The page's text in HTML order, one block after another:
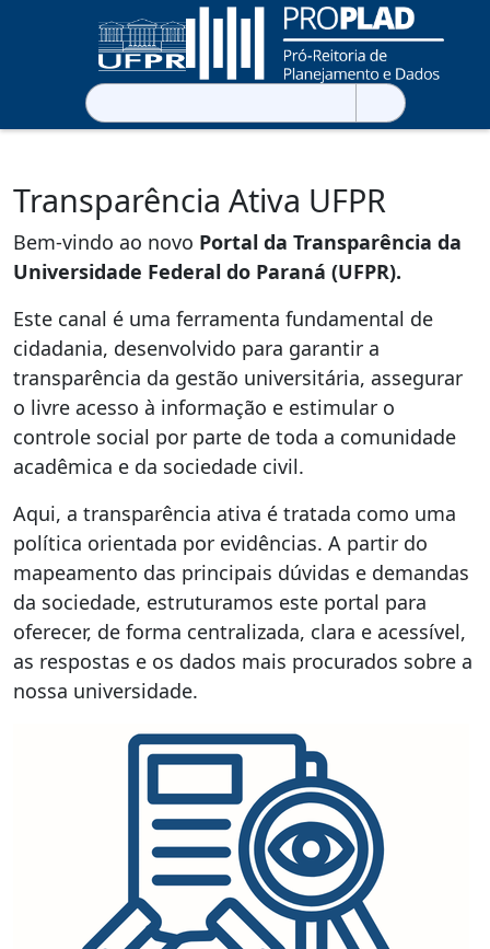
Pesquisar
por:
Transparência Ativa UFPR
Bem-vindo ao novo Portal da Transparência da
Universidade Federal do Paraná (UFPR).
Este canal é uma ferramenta fundamental de
cidadania, desenvolvido para garantir a
transparência da gestão universitária, assegurar
o livre acesso à informação e estimular o
controle social por parte de toda a comunidade
acadêmica e da sociedade civil.
Aqui, a transparência ativa é tratada como uma
política orientada por evidências. A partir do
mapeamento das principais dúvidas e demandas
da sociedade, estruturamos este portal para
oferecer, de forma centralizada, clara e acessível,
as respostas e os dados mais procurados sobre a
nossa universidade.